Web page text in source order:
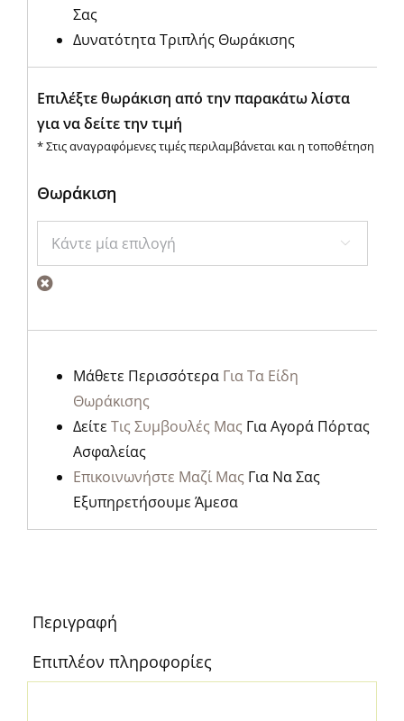
Σας
Δυνατότητα Τριπλής Θωράκισης
Επιλέξτε θωράκιση από την παρακάτω λίστα
για να δείτε την τιμή
* Στις αναγραφόμενες τιμές περιλαμβάνεται και η τοποθέτηση
Θωράκιση

Μάθετε Περισσότερα Για Τα Είδη
Θωράκισης
Δείτε Τις Συμβουλές Μας Για Αγορά Πόρτας
Ασφαλείας
Επικοινωνήστε Μαζί Μας Για Να Σας
Εξυπηρετήσουμε Άμεσα
Περιγραφή
Επιπλέον πληροφορίες